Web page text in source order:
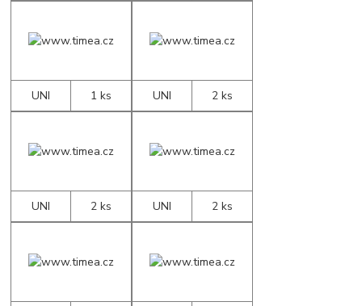
UNI 1 ks UNI 2 ks
UNI 2 ks UNI 2 ks